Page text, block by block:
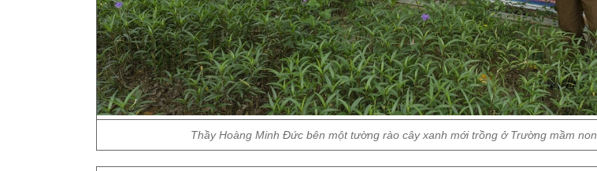
Thầy Hoàng Minh Đức bên một tường rào cây xanh mới trồng ở Trường mầm non.